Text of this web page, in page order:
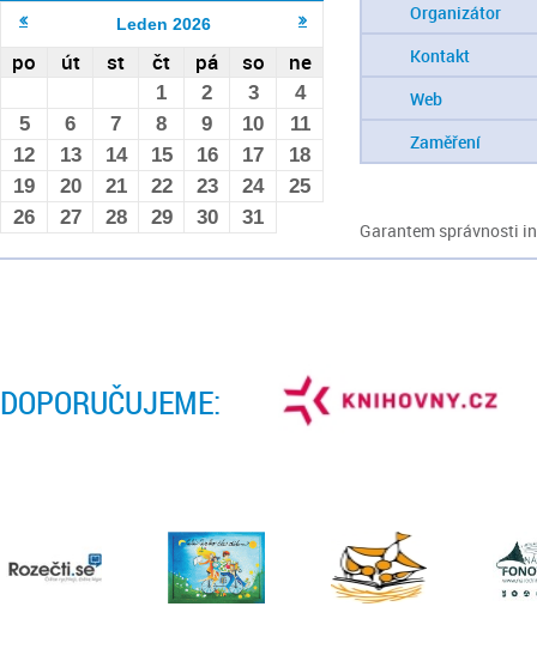
Organizátor
Kontakt
Web
Zaměření
Garantem správnosti
Leden 2026
po út st čt pá so ne
1 2 3
4
5
6 7 8 9 10
11
12
13 14 15 16 17
18
19
20 21 22 23 24
25
26
27 28 29 30 31
DOPORUČUJEME: